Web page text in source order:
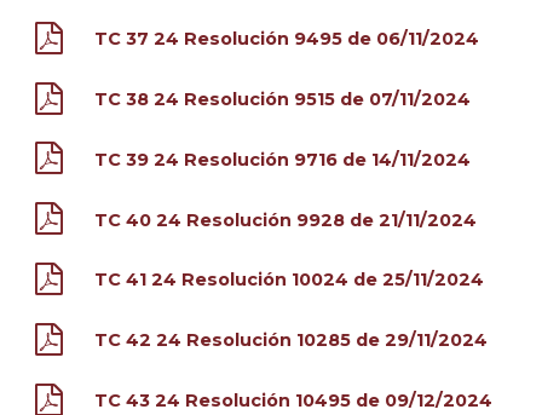
TC 37 24 Resolución 9495 de 06/11/2024
TC 38 24 Resolución 9515 de 07/11/2024
TC 39 24 Resolución 9716 de 14/11/2024
TC 40 24 Resolución 9928 de 21/11/2024
TC 41 24 Resolución 10024 de 25/11/2024
TC 42 24 Resolución 10285 de 29/11/2024
TC 43 24 Resolución 10495 de 09/12/2024